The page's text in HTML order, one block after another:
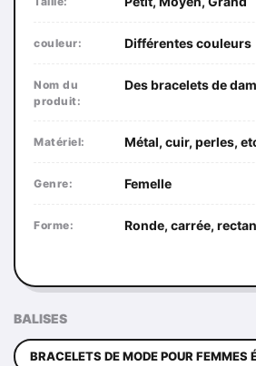
couleur: Différentes couleurs
Nom du
produit:
Des bracelets de
Matériel: Métal, cuir, perles,
Genre: Femelle
Forme: Ronde, carrée,
BALISES
BRACELETS DE MODE POUR FEMMES